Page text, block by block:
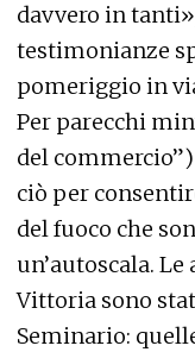
davvero in
testimonianze
pomeriggio in
Per parecchi
del
ciò per
del fuoco che
un’autoscala.
Vittoria sono
Seminario: